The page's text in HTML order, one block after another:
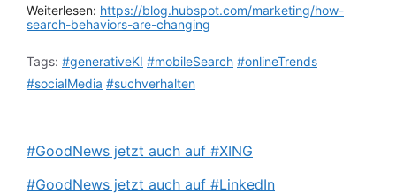
Weiterlesen: https://blog.hubspot.com/marketing/how-
search-behaviors-are-changing
Tags: #generativeKI #mobileSearch #onlineTrends
#socialMedia #suchverhalten
#GoodNews jetzt auch auf #XING
#GoodNews jetzt auch auf #LinkedIn